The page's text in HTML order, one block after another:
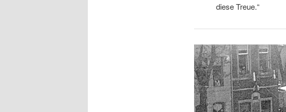
diese Treue.“